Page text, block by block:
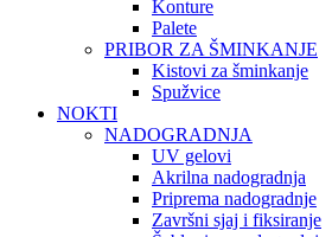
Konture
Palete
PRIBOR ZA ŠMINKANJE
Kistovi za šminkanje
Spužvice
NOKTI
NADOGRADNJA
UV gelovi
Akrilna nadogradnja
Priprema nadogradnje
Završni sjaj i fiksiranje